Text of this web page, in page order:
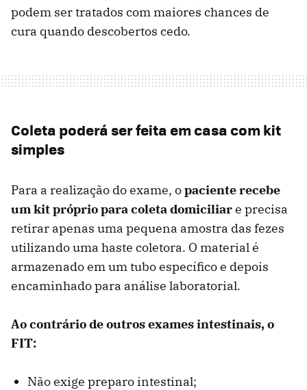
podem ser tratados com maiores chances de
cura quando descobertos cedo.
Coleta poderá ser feita em casa com kit
simples
Para a realização do exame, opaciente recebe
um kit próprio para coleta domiciliare precisa
retirar apenas uma pequena amostra das fezes
utilizando uma haste coletora. O material é
armazenado em um tubo específico e depois
encaminhado para análise laboratorial.
Ao contrário de outros exames intestinais, o
FIT:
Não exige preparo intestinal;